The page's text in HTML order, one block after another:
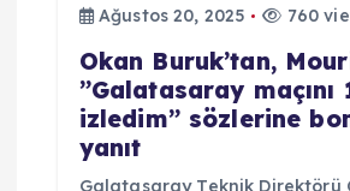
Ağustos 20, 2025
760
Okan Buruk’tan,
”Galatasaray maçını
izledim” sözlerine
yanıt
Galatasaray Teknik Direktörü